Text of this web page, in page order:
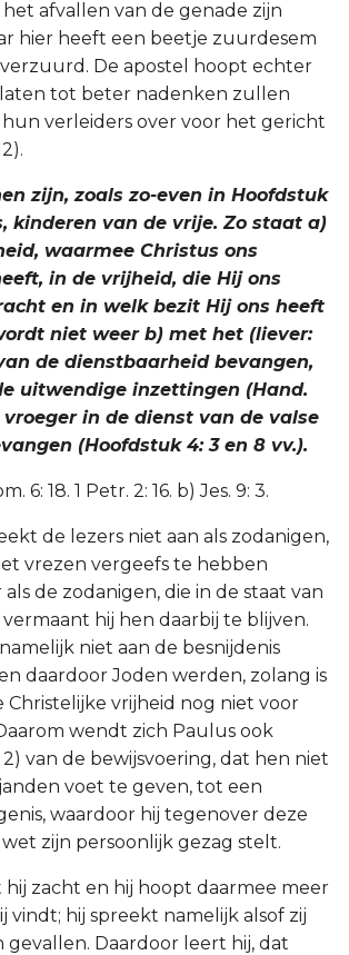
afvallen van de genade zijn
hier heeft een beetje zuurdesem
De apostel hoopt echter
tot beter nadenken zullen
verleiders over voor het gericht
zijn, zoals zo-even in Hoofdstuk
kinderen van de vrije. Zo staat a)
waarmee Christus ons
in de vrijheid, die Hij ons
en in welk bezit Hij ons heeft
niet weer b) met het (liever:
de dienstbaarheid bevangen,
uitwendige inzettingen (Hand.
vroeger in de dienst van de valse
(Hoofdstuk 4: 3 en 8 vv.).
6: 18. 1 Petr. 2: 16. b) Jes. 9: 3.
de lezers niet aan als zodanigen,
vrezen vergeefs te hebben
de zodanigen, die in de staat van
hij hen daarbij te blijven.
niet aan de besnijdenis
daardoor Joden werden, zolang is
Christelijke vrijheid nog niet voor
wendt zich Paulus ook
2) van de bewijsvoering, dat hen niet
voet te geven, tot een
waardoor hij tegenover deze
wet zijn persoonlijk gezag stelt.
hij zacht en hij hoopt daarmee meer
vindt; hij spreekt namelijk alsof zij
gevallen. Daardoor leert hij, dat